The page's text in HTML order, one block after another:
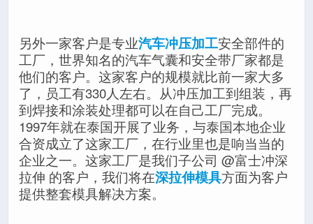
另外一家客户是专业汽车冲压加工安全部件的
工厂，世界知名的汽车气囊和安全带厂家都是
他们的客户。这家客户的规模就比前一家大多
了，员工有330人左右。从冲压加工到组装，再
到焊接和涂装处理都可以在自己工厂完成。
1997年就在泰国开展了业务，与泰国本地企业
合资成立了这家工厂，在行业里也是响当当的
企业之一。这家工厂是我们子公司 @富士冲深
拉伸 的客户，我们将在深拉伸模具方面为客户
提供整套模具解决方案。